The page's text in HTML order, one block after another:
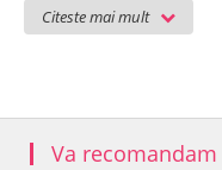
Citeste mai mult
Ingrediente
Hydrolyzed
Gum, Disodium
Glycyrrhizate,
Acetate,
Va recomandam